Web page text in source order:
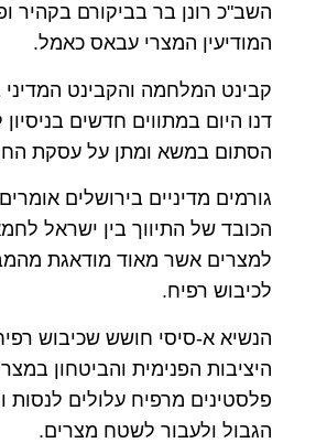
השב"כ רונן בר בביקורם בקהיר
המודיעין המצרי עבאס כאמל.
קבינט המלחמה והקבינט המדיני
דנו היום במתווים חדשים
הסתום במשא ומתן על עסקת
גורמים מדיניים בירושלים
הכובד של התיווך בין ישראל
למצרים אשר מאוד מודאגת
לכיבוש רפיח.
הנשיא א-סיסי חושש שכיבוש
היציבות הפנימית והביטחון
פלסטינים מרפיח עלולים לנסות
הגבול ולעבור לשטח מצרים.